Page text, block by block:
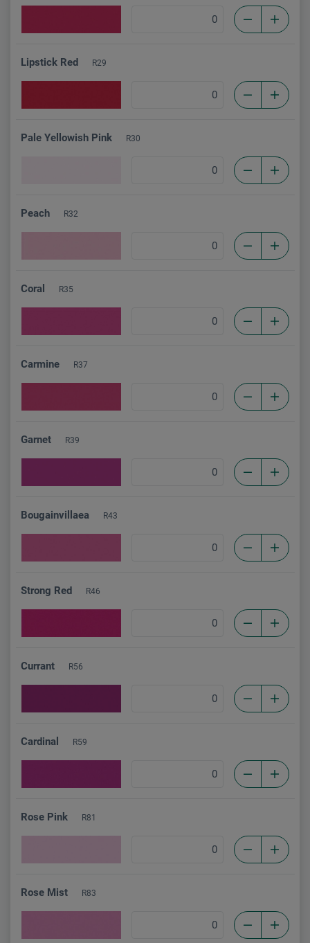
Lipstick Red R29
Pale Yellowish Pink R30
Peach R32
Coral R35
Carmine R37
Garnet R39
Bougainvillaea R43
Strong Red R46
Currant R56
Cardinal R59
Rose Pink R81
Rose Mist R83